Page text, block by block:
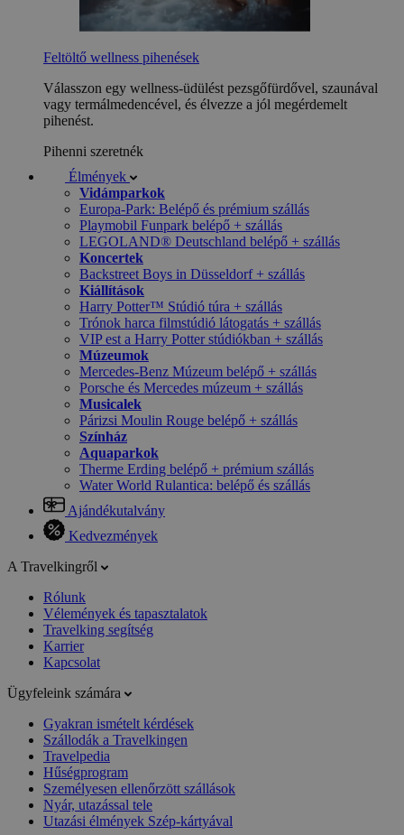
Feltöltő wellness pihenések
Válasszon egy wellness-üdülést pezsgőfürdővel, szaunával
vagy termálmedencével, és élvezze a jól megérdemelt
pihenést.
Pihenni szeretnék
Élmények
Vidámparkok
Europa-Park: Belépő és prémium szállás
Playmobil Funpark belépő + szállás
LEGOLAND® Deutschland belépő + szállás
Koncertek
Backstreet Boys in Düsseldorf + szállás
Kiállítások
Harry Potter™ Stúdió túra + szállás
Trónok harca filmstúdió látogatás + szállás
VIP est a Harry Potter stúdiókban + szállás
Múzeumok
Mercedes-Benz Múzeum belépő + szállás
Porsche és Mercedes múzeum + szállás
Musicalek
Párizsi Moulin Rouge belépő + szállás
Színház
Aquaparkok
Therme Erding belépő + prémium szállás
Water World Rulantica: belépő és szállás
Ajándékutalvány
Kedvezmények
A Travelkingről
Rólunk
Vélemények és tapasztalatok
Travelking segítség
Karrier
Kapcsolat
Ügyfeleink számára
Gyakran ismételt kérdések
Szállodák a Travelkingen
Travelpedia
Hűségprogram
Személyesen ellenőrzött szállások
Nyár, utazással tele
Utazási élmények Szép-kártyával